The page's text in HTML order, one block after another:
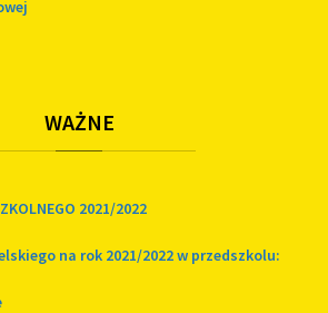
WAŻNE
2021/2022
na rok 2021/2022 w przedszkolu: